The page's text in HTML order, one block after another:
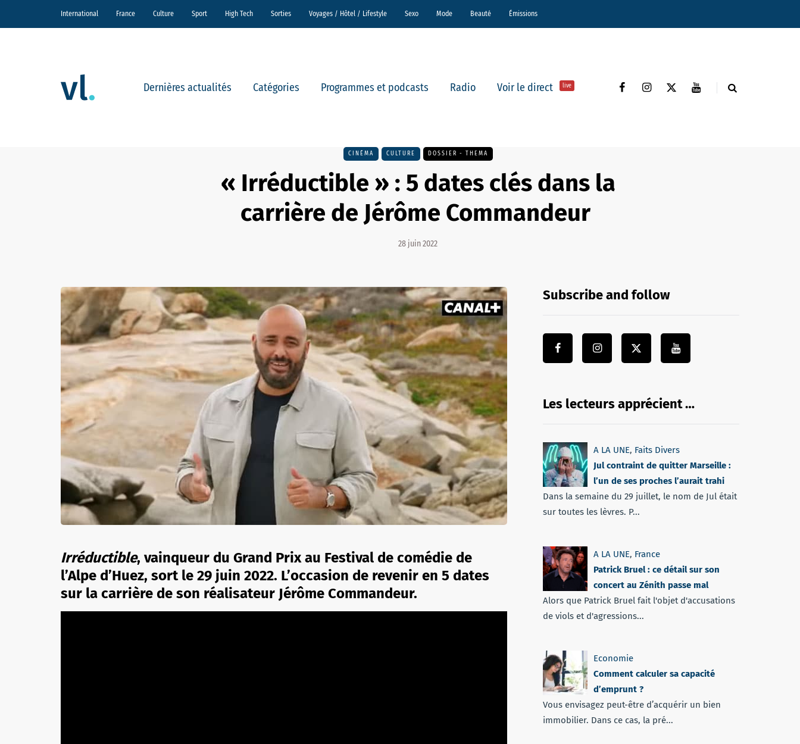
International France Culture Sport High Tech Sorties Voyages / Hôtel / Lifestyle Sexo Mode Beauté Émissions
Dernières actualités Catégories Programmes et podcasts Radio Voir le direct live
CINÉMA CULTURE DOSSIER - THEMA
« Irréductible » : 5 dates clés dans la
carrière de Jérôme Commandeur
28 juin 2022
Irréductible, vainqueur du Grand Prix au Festival de comédie de
l’Alpe d’Huez, sort le 29 juin 2022. L’occasion de revenir en 5 dates
sur la carrière de son réalisateur Jérôme Commandeur.
Subscribe and follow
Les lecteurs apprécient …
A LA UNE, Faits Divers
Jul contraint de quitter Marseille :
l’un de ses proches l’aurait trahi
Dans la semaine du 29 juillet, le nom de Jul était
sur toutes les lèvres. P...
A LA UNE, France
Patrick Bruel : ce détail sur son
concert au Zénith passe mal
Alors que Patrick Bruel fait l'objet d'accusations
de viols et d'agressions...
Economie
Comment calculer sa capacité
d’emprunt ?
Vous envisagez peut-être d’acquérir un bien
immobilier. Dans ce cas, la pré...